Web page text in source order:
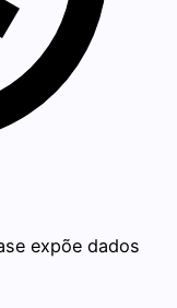
expõe dados